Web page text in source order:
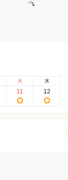
火
11
水
12